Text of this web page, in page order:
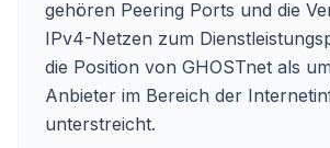
gehören Peering Ports und die
IPv4-Netzen zum
die Position von GHOSTnet als
Anbieter im Bereich der
unterstreicht.